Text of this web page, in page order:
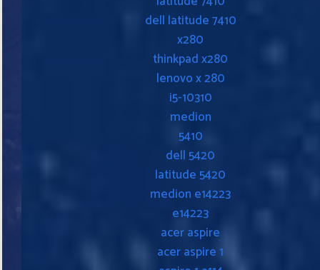
dell latitude 7410
x280
thinkpad x280
lenovo x 280
i5-10310
medion
5410
dell 5420
latitude 5420
medion e14223
e14223
acer aspire
acer aspire 1